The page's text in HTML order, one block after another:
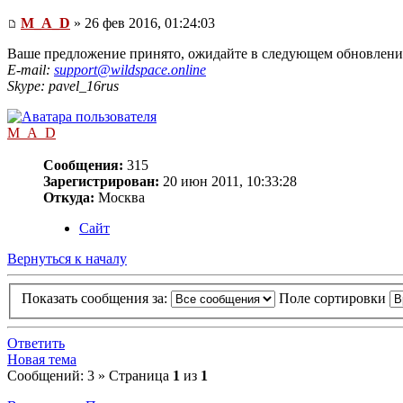
M_A_D » 26 фев 2016, 01:24:03
Ваше предложение принято, ожидайте в следующем
E-mail: support@wildspace.online
Skype: pavel_16rus
M_A_D
Сообщения: 315
Зарегистрирован: 20 июн 2011, 10:33:28
Откуда: Москва
Сайт
Вернуться к началу
Показать сообщения за: Поле сортировки
Ответить
Новая тема
Сообщений: 3 » Страница 1 из 1